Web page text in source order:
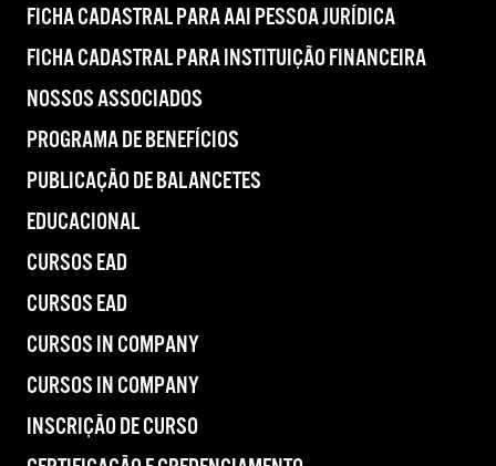
FICHA CADASTRAL PARA AAI PESSOA JURÍDICA
FICHA CADASTRAL PARA INSTITUIÇÃO FINANCEIRA
NOSSOS ASSOCIADOS
PROGRAMA DE BENEFÍCIOS
PUBLICAÇÃO DE BALANCETES
EDUCACIONAL
CURSOS EAD
CURSOS EAD
CURSOS IN COMPANY
CURSOS IN COMPANY
INSCRIÇÃO DE CURSO